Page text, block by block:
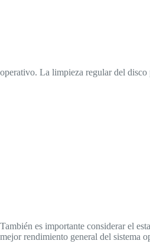
operativo. La limpieza regular del disco
También es importante considerar el
mejor rendimiento general del sistema